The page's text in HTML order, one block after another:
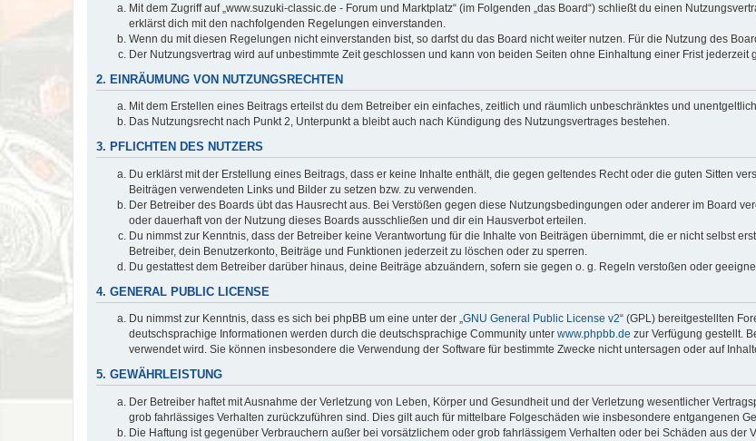
Mit dem Zugriff auf „www.suzuki-classic.de - Forum und Marktplatz“ (im Folgenden „das Board“) schließt du einen
erklärst dich mit den nachfolgenden Regelungen einverstanden.
Wenn du mit diesen Regelungen nicht einverstanden bist, so darfst du das Board nicht weiter nutzen. Für die Nutzung des
Der Nutzungsvertrag wird auf unbestimmte Zeit geschlossen und kann von beiden Seiten ohne Einhaltung einer Frist jederzeit
2. EINRÄUMUNG VON NUTZUNGSRECHTEN
Mit dem Erstellen eines Beitrags erteilst du dem Betreiber ein einfaches, zeitlich und räumlich unbeschränktes und
Das Nutzungsrecht nach Punkt 2, Unterpunkt a bleibt auch nach Kündigung des Nutzungsvertrages bestehen.
3. PFLICHTEN DES NUTZERS
Du erklärst mit der Erstellung eines Beitrags, dass er keine Inhalte enthält, die gegen geltendes Recht oder die guten Sitten
Beiträgen verwendeten Links und Bilder zu setzen bzw. zu verwenden.
Der Betreiber des Boards übt das Hausrecht aus. Bei Verstößen gegen diese Nutzungsbedingungen oder anderer im Board
oder dauerhaft von der Nutzung dieses Boards ausschließen und dir ein Hausverbot erteilen.
Du nimmst zur Kenntnis, dass der Betreiber keine Verantwortung für die Inhalte von Beiträgen übernimmt, die er nicht selbst
Betreiber, dein Benutzerkonto, Beiträge und Funktionen jederzeit zu löschen oder zu sperren.
Du gestattest dem Betreiber darüber hinaus, deine Beiträge abzuändern, sofern sie gegen o. g. Regeln verstoßen oder
4. GENERAL PUBLIC LICENSE
Du nimmst zur Kenntnis, dass es sich bei phpBB um eine unter der „GNU General Public License v2“ (GPL) bereitgestellten
deutschsprachige Informationen werden durch die deutschsprachige Community unter www.phpbb.de zur Verfügung gestellt.
verwendet wird. Sie können insbesondere die Verwendung der Software für bestimmte Zwecke nicht untersagen oder auf
5. GEWÄHRLEISTUNG
Der Betreiber haftet mit Ausnahme der Verletzung von Leben, Körper und Gesundheit und der Verletzung wesentlicher
grob fahrlässiges Verhalten zurückzuführen sind. Dies gilt auch für mittelbare Folgeschäden wie insbesondere entgangenen
Die Haftung ist gegenüber Verbrauchern außer bei vorsätzlichem oder grob fahrlässigem Verhalten oder bei Schäden aus der